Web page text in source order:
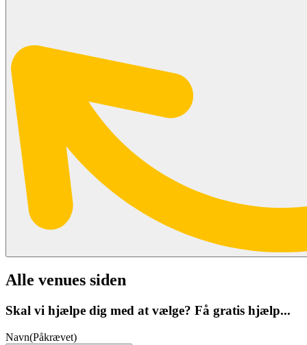
Alle venues siden
Skal vi hjælpe dig med at vælge? Få gratis hjælp...
Navn(Påkrævet)